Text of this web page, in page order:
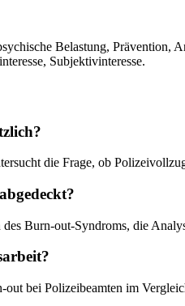
Belastung, Prävention,
Subjektivinteresse.
die Frage, ob
Burn-out-Syndroms, die
bei Polizeibeamten im